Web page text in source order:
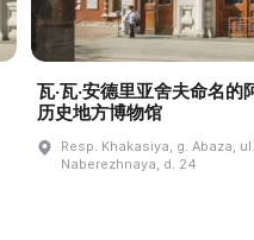
瓦·瓦·安德里亚舍夫命名的
历史地方博物馆
Resp. Khakasiya, g. Abaza, ul.
Naberezhnaya, d. 24